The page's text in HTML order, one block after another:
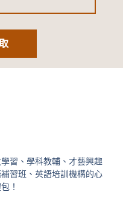
習、學科教輔、才藝興趣
習班、英語培訓機構的心
！